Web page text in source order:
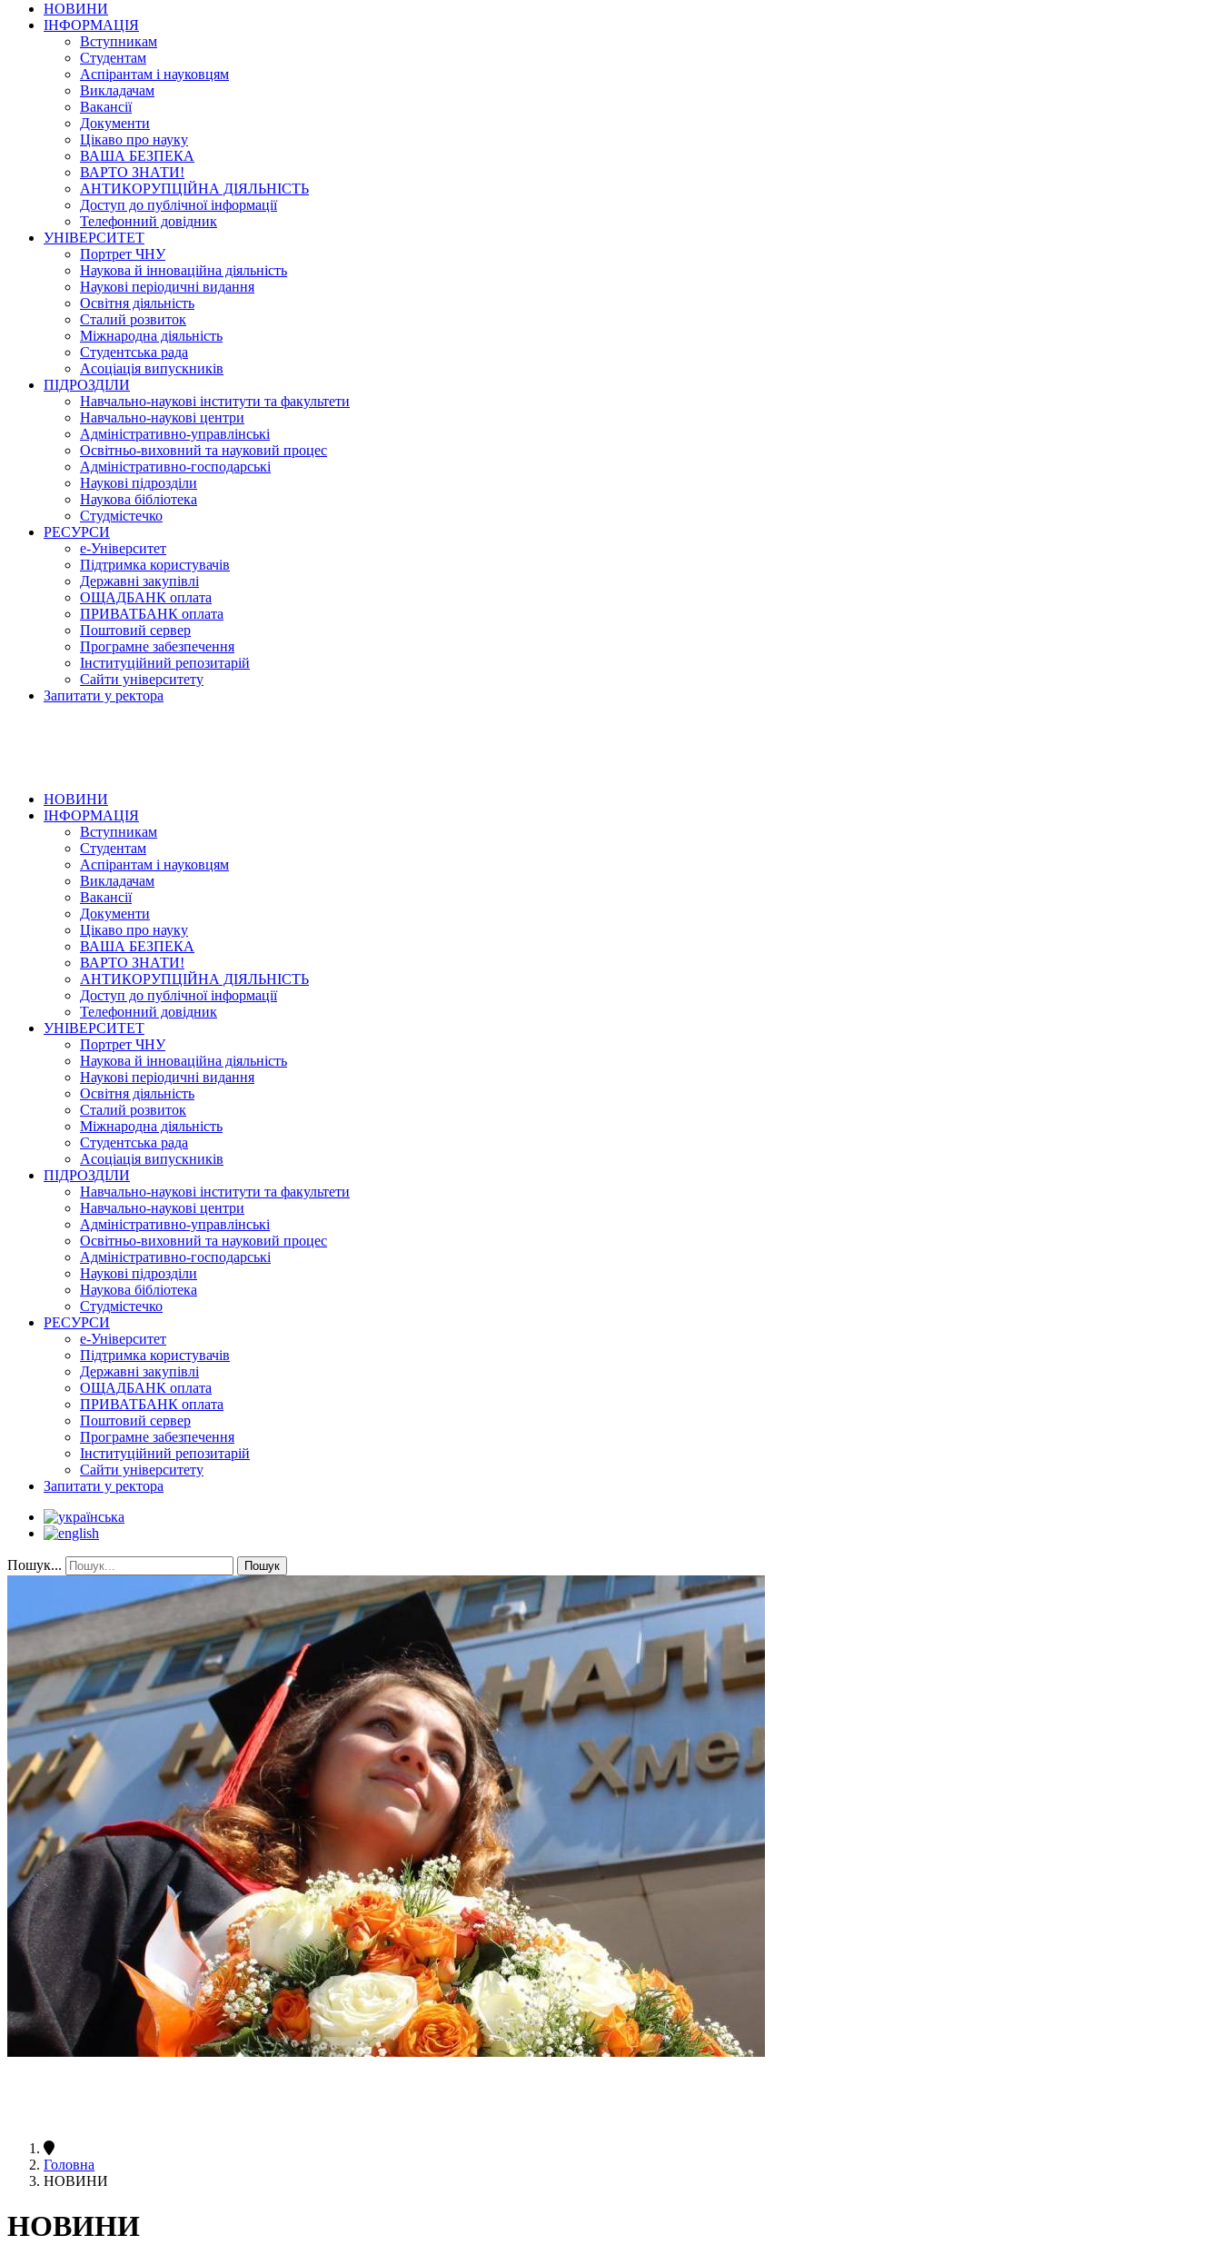
НОВИНИ
ІНФОРМАЦІЯ
Вступникам
Студентам
Аспірантам і науковцям
Викладачам
Вакансії
Документи
Цікаво про науку
ВАША БЕЗПЕКА
ВАРТО ЗНАТИ!
АНТИКОРУПЦІЙНА ДІЯЛЬНІСТЬ
Доступ до публічної інформації
Телефонний довідник
УНІВЕРСИТЕТ
Портрет ЧНУ
Наукова й інноваційна діяльність
Наукові періодичні видання
Освітня діяльність
Сталий розвиток
Міжнародна діяльність
Студентська рада
Асоціація випускників
ПІДРОЗДІЛИ
Навчально-наукові інститути та факультети
Навчально-наукові центри
Адміністративно-управлінські
Освітньо-виховний та науковий процес
Адміністративно-господарські
Наукові підрозділи
Наукова бібліотека
Студмістечко
РЕСУРСИ
е-Університет
Підтримка користувачів
Державні закупівлі
ОЩАДБАНК оплата
ПРИВАТБАНК оплата
Поштовий сервер
Програмне забезпечення
Інституційний репозитарій
Сайти університету
Запитати у ректора
НОВИНИ
ІНФОРМАЦІЯ
Вступникам
Студентам
Аспірантам і науковцям
Викладачам
Вакансії
Документи
Цікаво про науку
ВАША БЕЗПЕКА
ВАРТО ЗНАТИ!
АНТИКОРУПЦІЙНА ДІЯЛЬНІСТЬ
Доступ до публічної інформації
Телефонний довідник
УНІВЕРСИТЕТ
Портрет ЧНУ
Наукова й інноваційна діяльність
Наукові періодичні видання
Освітня діяльність
Сталий розвиток
Міжнародна діяльність
Студентська рада
Асоціація випускників
ПІДРОЗДІЛИ
Навчально-наукові інститути та факультети
Навчально-наукові центри
Адміністративно-управлінські
Освітньо-виховний та науковий процес
Адміністративно-господарські
Наукові підрозділи
Наукова бібліотека
Студмістечко
РЕСУРСИ
е-Університет
Підтримка користувачів
Державні закупівлі
ОЩАДБАНК оплата
ПРИВАТБАНК оплата
Поштовий сервер
Програмне забезпечення
Інституційний репозитарій
Сайти університету
Запитати у ректора
Пошук... Пошук
Головна
НОВИНИ
НОВИНИ